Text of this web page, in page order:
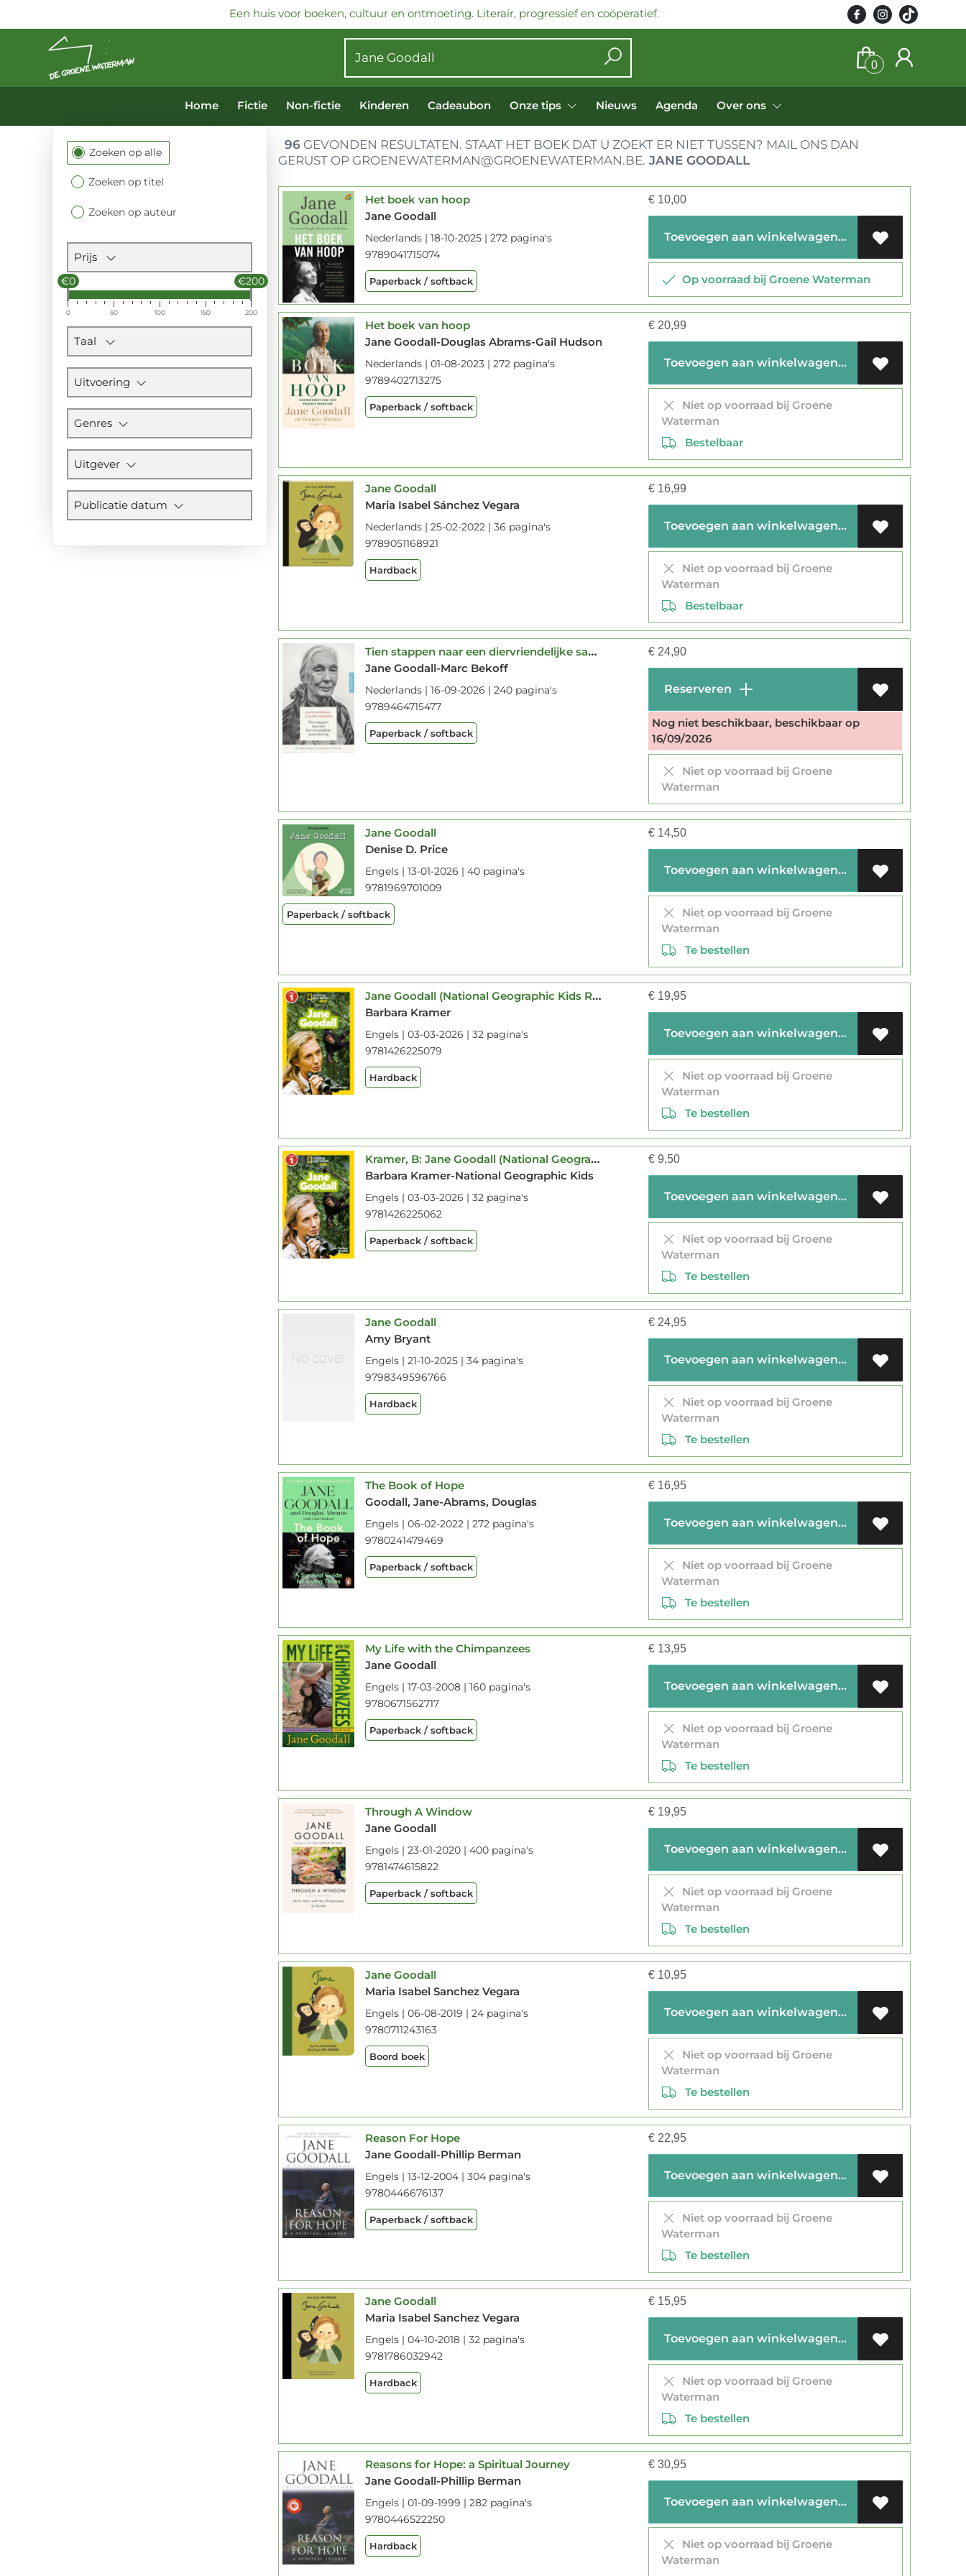
Een huis voor boeken, cultuur en ontmoeting. Literair, progressief en coöperatief.
0
Home Fictie Non-fictie Kinderen Cadeaubon Onze tips Nieuws Agenda Over ons
Filtersectie
Zoeken op alle
Zoeken op titel
Zoeken op auteur
Prijs
€0 €200
0 50 100 150 200
Taal
Uitvoering
Genres
Uitgever
Publicatie datum
96 GEVONDEN RESULTATEN. STAAT HET BOEK DAT U ZOEKT ER NIET TUSSEN? MAIL ONS DAN
GERUST OP GROENEWATERMAN@GROENEWATERMAN.BE. JANE GOODALL
Het boek van hoop
Jane Goodall
Nederlands | 18-10-2025 | 272 pagina's
9789041715074
Paperback / softback
€ 10,00
Toevoegen aan winkelwagen
Op voorraad bij Groene Waterman
Het boek van hoop
Jane Goodall-Douglas Abrams-Gail Hudson
Nederlands | 01-08-2023 | 272 pagina's
9789402713275
Paperback / softback
€ 20,99
Toevoegen aan winkelwagen
Niet op voorraad bij Groene
Waterman
Bestelbaar
Jane Goodall
Maria Isabel Sánchez Vegara
Nederlands | 25-02-2022 | 36 pagina's
9789051168921
Hardback
€ 16,99
Toevoegen aan winkelwagen
Niet op voorraad bij Groene
Waterman
Bestelbaar
Tien stappen naar een diervriendelijke samenleving
Jane Goodall-Marc Bekoff
Nederlands | 16-09-2026 | 240 pagina's
9789464715477
Paperback / softback
€ 24,90
Reserveren
Nog niet beschikbaar, beschikbaar op
16/09/2026
Niet op voorraad bij Groene
Waterman
Jane Goodall
Denise D. Price
Engels | 13-01-2026 | 40 pagina's
9781969701009
Paperback / softback
€ 14,50
Toevoegen aan winkelwagen
Niet op voorraad bij Groene
Waterman
Te bestellen
Jane Goodall (National Geographic Kids Readers, Level 1)
Barbara Kramer
Engels | 03-03-2026 | 32 pagina's
9781426225079
Hardback
€ 19,95
Toevoegen aan winkelwagen
Niet op voorraad bij Groene
Waterman
Te bestellen
Kramer, B: Jane Goodall (National Geographic Kids Readers, L
Barbara Kramer-National Geographic Kids
Engels | 03-03-2026 | 32 pagina's
9781426225062
Paperback / softback
€ 9,50
Toevoegen aan winkelwagen
Niet op voorraad bij Groene
Waterman
Te bestellen
Jane Goodall
Amy Bryant
Engels | 21-10-2025 | 34 pagina's
9798349596766
Hardback
€ 24,95
Toevoegen aan winkelwagen
Niet op voorraad bij Groene
Waterman
Te bestellen
The Book of Hope
Goodall, Jane-Abrams, Douglas
Engels | 06-02-2022 | 272 pagina's
9780241479469
Paperback / softback
€ 16,95
Toevoegen aan winkelwagen
Niet op voorraad bij Groene
Waterman
Te bestellen
My Life with the Chimpanzees
Jane Goodall
Engels | 17-03-2008 | 160 pagina's
9780671562717
Paperback / softback
€ 13,95
Toevoegen aan winkelwagen
Niet op voorraad bij Groene
Waterman
Te bestellen
Through A Window
Jane Goodall
Engels | 23-01-2020 | 400 pagina's
9781474615822
Paperback / softback
€ 19,95
Toevoegen aan winkelwagen
Niet op voorraad bij Groene
Waterman
Te bestellen
Jane Goodall
Maria Isabel Sanchez Vegara
Engels | 06-08-2019 | 24 pagina's
9780711243163
Boord boek
€ 10,95
Toevoegen aan winkelwagen
Niet op voorraad bij Groene
Waterman
Te bestellen
Reason For Hope
Jane Goodall-Phillip Berman
Engels | 13-12-2004 | 304 pagina's
9780446676137
Paperback / softback
€ 22,95
Toevoegen aan winkelwagen
Niet op voorraad bij Groene
Waterman
Te bestellen
Jane Goodall
Maria Isabel Sanchez Vegara
Engels | 04-10-2018 | 32 pagina's
9781786032942
Hardback
€ 15,95
Toevoegen aan winkelwagen
Niet op voorraad bij Groene
Waterman
Te bestellen
Reasons for Hope: a Spiritual Journey
Jane Goodall-Phillip Berman
Engels | 01-09-1999 | 282 pagina's
9780446522250
Hardback
€ 30,95
Toevoegen aan winkelwagen
Niet op voorraad bij Groene
Waterman